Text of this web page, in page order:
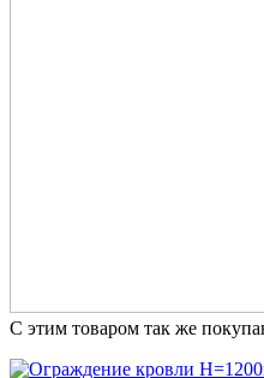
С этим товаром так же